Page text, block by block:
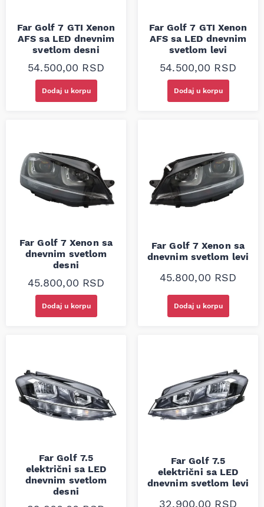
Far Golf 7 GTI Xenon
AFS sa LED dnevnim
svetlom desni
54.500,00 RSD
Dodaj u korpu
Far Golf 7 GTI Xenon
AFS sa LED dnevnim
svetlom levi
54.500,00 RSD
Dodaj u korpu
Far Golf 7 Xenon sa
dnevnim svetlom
desni
45.800,00 RSD
Dodaj u korpu
Far Golf 7 Xenon sa
dnevnim svetlom levi
45.800,00 RSD
Dodaj u korpu
Far Golf 7.5
električni sa LED
dnevnim svetlom
desni
Far Golf 7.5
električni sa LED
dnevnim svetlom levi
32.900,00 RSD